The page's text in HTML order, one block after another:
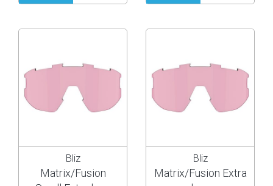
Bliz
Matrix/Fusion
Bliz
Matrix/Fusion Extra